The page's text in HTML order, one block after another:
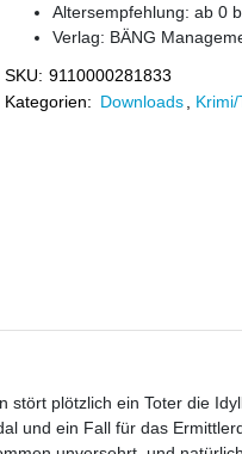
Altersempfehlung: ab 0
Verlag: BÄNG
SKU: 9110000281833
Kategorien: Downloads
plötzlich ein Toter die
und ein Fall für das